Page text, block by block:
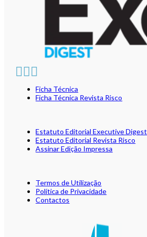
Ficha Técnica
Ficha Técnica Revista Risco
Estatuto Editorial Executive Digest
Estatuto Editorial Revista Risco
Assinar Edição Impressa
Termos de Utilização
Política de Privacidade
Contactos